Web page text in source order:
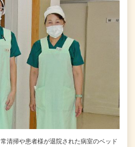
清掃や患者様が退院された病室のベッド